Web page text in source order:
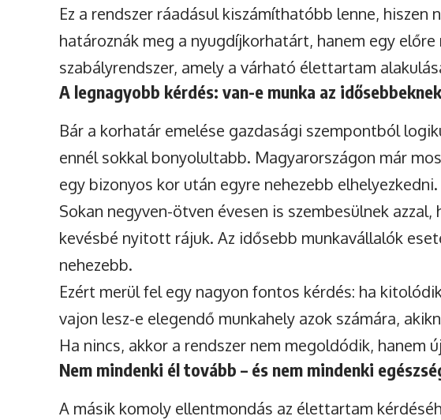
Ez a rendszer ráadásul kiszámíthatóbb lenne, hiszen
határoznák meg a nyugdíjkorhatárt, hanem egy
szabályrendszer, amely a várható élettartam
A legnagyobb kérdés: van-e munka az
Bár a korhatár emelése gazdasági szempontból
ennél sokkal bonyolultabb. Magyarországon már
egy bizonyos kor után egyre nehezebb elhelyezkedni.
Sokan negyven-ötven évesen is szembesülnek
kevésbé nyitott rájuk. Az idősebb munkavállalók
nehezebb.
Ezért merül fel egy nagyon fontos kérdés: ha
vajon lesz-e elegendő munkahely azok számára,
Ha nincs, akkor a rendszer nem megoldódik, hanem
Nem mindenki él tovább – és nem mindenki
A másik komoly ellentmondás az élettartam